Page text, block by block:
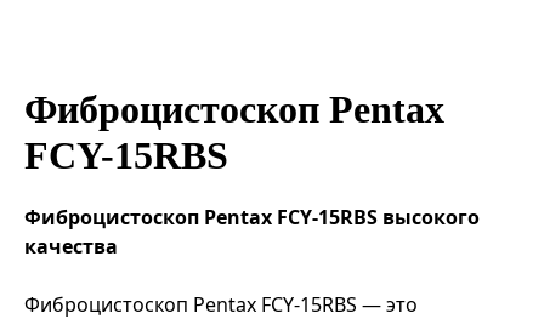
Фиброцистоскоп Pentax
FCY-15RBS
Фиброцистоскоп Pentax FCY-15RBS высокого
качества
Фиброцистоскоп Pentax FCY-15RBS — это